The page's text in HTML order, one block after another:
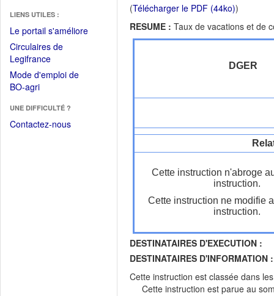
LIENS UTILES :
Le portail s'améliore(Fichier
Circulaires de
Legifrance(Ouvrir
dans
une
fenêtre)
Mode d'emploi de
BO-agri(Ouvrir
une
nouvelle
UNE DIFFICULTÉ ?
Contactez-nous
(Télécharger le PDF (44ko))
RESUME : Taux de vacations et de
DGER
Cette instruction n'abroge
instruction.
Cette instruction ne modifie
instruction.
DESTINATAIRES D'EXECUTION :
DESTINATAIRES D'INFORMATION :
Cette instruction est classée dans
Cette instruction est parue au